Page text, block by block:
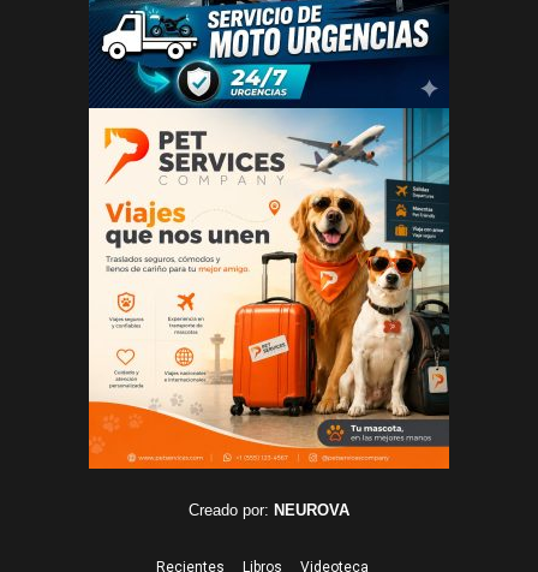
Creado por: NEUROVA
Recientes Libros Videoteca